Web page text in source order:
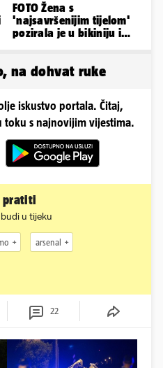
FOTO Žena s
'najsavršenijim tijelom'
pozirala je u bikiniju i
na dohvat ruke
iskustvo portala. Čitaj,
s najnovijim vijestima.
pratiti
u tijeku
arsenal
22